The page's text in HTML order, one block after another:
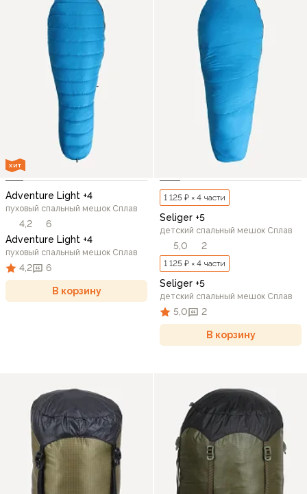
ХИТ
Adventure Light +4
пуховый спальный мешок Сплав
4,2
6
Adventure Light +4
пуховый спальный мешок Сплав
4,2 6
В корзину
1 125 ₽ × 4 части
Seliger +5
детский спальный мешок Сплав
5,0 2
1 125 ₽ × 4 части
Seliger +5
детский спальный мешок Сплав
5,0 2
В корзину